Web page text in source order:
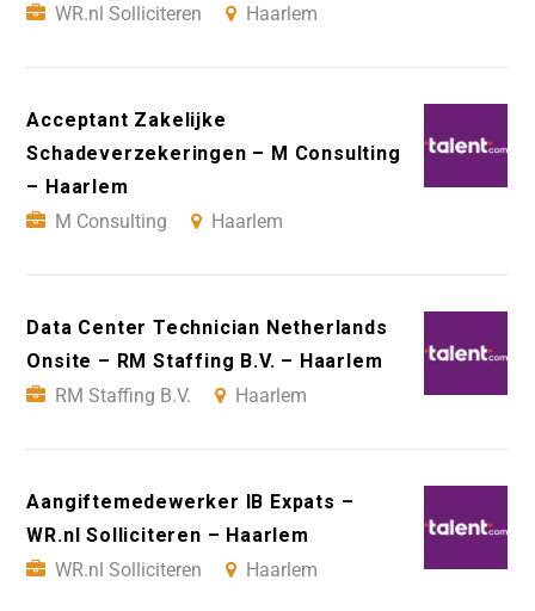
WR.nl Solliciteren
Haarlem
Acceptant Zakelijke
Schadeverzekeringen – M Consulting
– Haarlem
M Consulting
Haarlem
Data Center Technician Netherlands
Onsite – RM Staffing B.V. – Haarlem
RM Staffing B.V.
Haarlem
Aangiftemedewerker IB Expats –
WR.nl Solliciteren – Haarlem
WR.nl Solliciteren
Haarlem